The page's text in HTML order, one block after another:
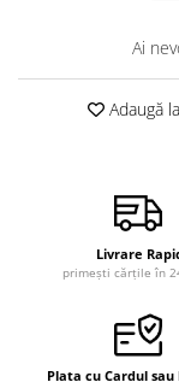
Povestiri
Psihologie practică
Sexualitate
Lumea îngerilor
Seria Masaru Emoto
Inspiraţie divină
Ai
Adaugă
Livrare
primești cărțile în
Plata cu Cardul